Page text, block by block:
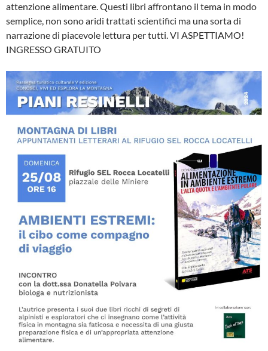
attenzione alimentare. Questi libri affrontano il tema in modo
semplice, non sono aridi trattati scientifici ma una sorta di
narrazione di piacevole lettura per tutti. VI ASPETTIAMO!
INGRESSO GRATUITO